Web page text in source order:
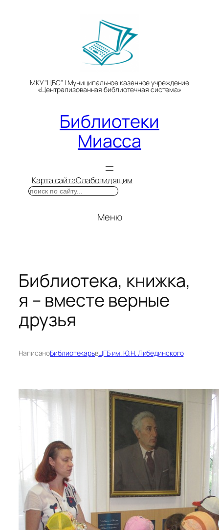
МКУ "ЦБС" | Муниципальное казенное учреждение
«Централизованная библиотечная система»
Библиотеки
Миасса
Карта сайтаСлабовидящим
Поиск
Меню
Библиотека, книжка,
я – вместе верные
друзья
НаписаноБиблиотекарьвЦГБ им. Ю.Н. Либединского